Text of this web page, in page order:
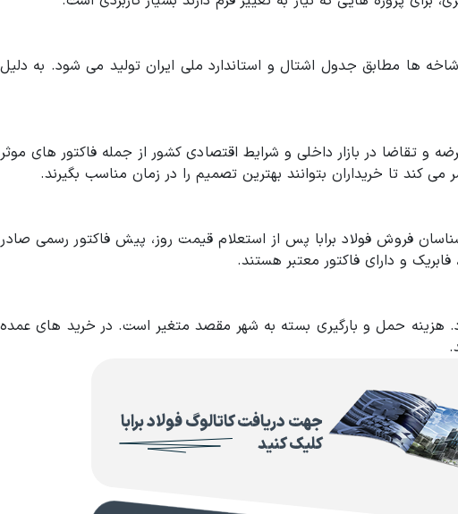
۳۸۰۰ کيلو گرم بر سانتی متر مربع است. وزن شاخه ها مطابق جدول اشتال و استاندارد ملی ایران تولید می شود. به دلیل
تقاضا در بازار داخلی و شرایط اقتصادی کشور از جمله فاکتور های موثر
کند تا خریداران بتوانند بهترین تصمیم را در زمان مناسب بگیرند.
فروش فولاد برابا پس از استعلام قیمت روز، پیش فاکتور رسمی صادر
و دارای فاکتور معتبر هستند.
هزینه حمل و بارگیری بسته به شهر مقصد متغیر است. در خرید های عمده
جهت دریافت کاتالوگ فولاد برابا
کلیک کنید